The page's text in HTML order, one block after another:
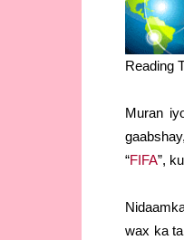
Muran
“FIFA”,
wax ka